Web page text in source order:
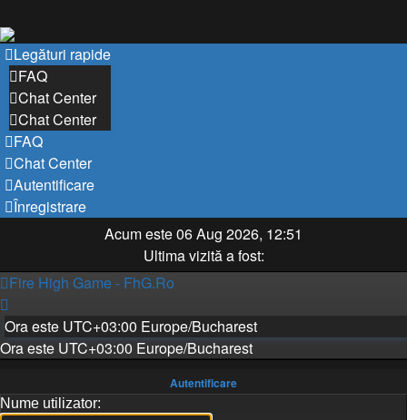
Legături rapide
FAQ
Chat Center
Chat Center
FAQ
Chat Center
Autentificare
Înregistrare
Acum este 06 Aug 2026, 12:51
Ultima vizită a fost:
Fire High Game - FhG.Ro
Ora este UTC+03:00 Europe/Bucharest
Ora este UTC+03:00 Europe/Bucharest
Autentificare
Nume utilizator: